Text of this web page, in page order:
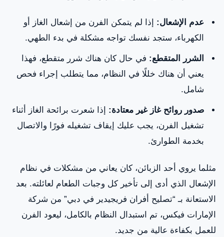
عدم الإشعال: إذا لم يتمكن الفرن من إشعال الغاز أو
الكهرباء، ستجد نفسك تواجه مشكلة في بدء الطهي.
الشرر المتقطع: في حال كان هناك شرر متقطع، فهذا
يعني أن هناك خللًا في النظام، مما يتطلب إجراء فحص
شامل.
صدور روائح غاز غير معتادة: إذا شعرت برائحة الغاز أثناء
تشغيل الفرن، يجب عليك إيقاف تشغيله فورًا والاتصال
بخدمة الطوارئ.
مثلما يروي أحد الزبائن، كان يعاني من مشكلات في نظام
الإشعال الذي أدى إلى تأخير كل وجبات الطعام لعائلته. بعد
الاستعانة بـ “تصليح أفران فريجيدير في دبي” من شركة
الإمارات فيكس، تم استبدال النظام بالكامل، ليعود الفرن
للعمل بكفاءة عالية من جديد.